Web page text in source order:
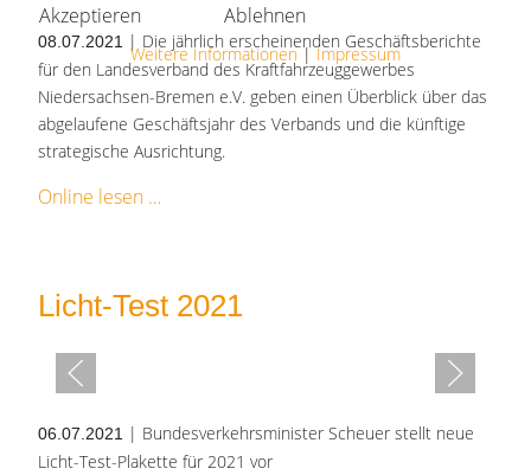
08.07.2021 | Die jährlich erscheinenden Geschäftsberichte
für den Landesverband des Kraftfahrzeuggewerbes
Niedersachsen-Bremen e.V. geben einen Überblick über das
abgelaufene Geschäftsjahr des Verbands und die künftige
strategische Ausrichtung.
Online lesen
Licht-Test 2021
06.07.2021 | Bundesverkehrsminister Scheuer stellt neue
Licht-Test-Plakette für 2021 vor
Akzeptieren Ablehnen
Weitere Informationen|Impressum